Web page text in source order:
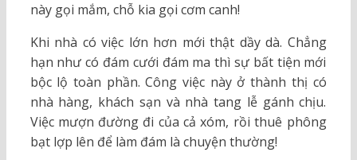
này gọi mắm, chỗ kia gọi cơm canh!
Khi nhà có việc lớn hơn mới thật dầy dà. Chẳng
hạn như có đám cưới đám ma thì sự bất tiện mới
bộc lộ toàn phần. Công việc này ở thành thị có
nhà hàng, khách sạn và nhà tang lễ gánh chịu.
Việc mượn đường đi của cả xóm, rồi thuê phông
bạt lợp lên để làm đám là chuyện thường!